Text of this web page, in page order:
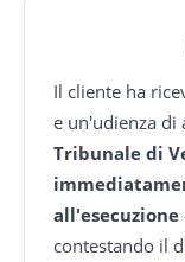
Il cliente ha
e un'udienza di
Tribunale di
all'esecuzione
contestando il